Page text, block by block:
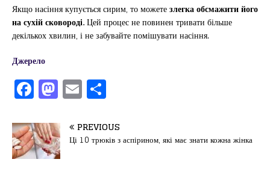
Якщо насіння купується сирим, то можетезлегка обсмажити його
на сухій сковороді.Цей процес не повинен тривати більше
декількох хвилин, і не забувайте помішувати насіння.
Джерело
F
a
c
e
M
a
st
o
E
m
ai
l
іл
и
PREVIOUS
Ці 10 трюків з аспірином, які має знати кожна жінка